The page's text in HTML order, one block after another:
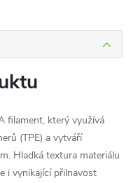
filament, který využívá
(TPE) a vytváří
Hladká textura materiálu
i vynikající přilnavost